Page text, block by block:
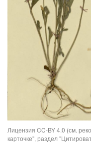
Лицензия CC-BY 4.0 (см.
карточке", раздел